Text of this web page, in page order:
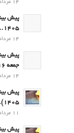
14 مرداد 1405 - 12:17 ب.ظ
1405...
14 مرداد 1405 - 11:00 ق.ظ
جمعه 16 مرداد 1405...
14 مرداد 1405 - 10:00 ق.ظ
۱۴۰۵)...
11 مرداد 1405 - 12:22 ب.ظ